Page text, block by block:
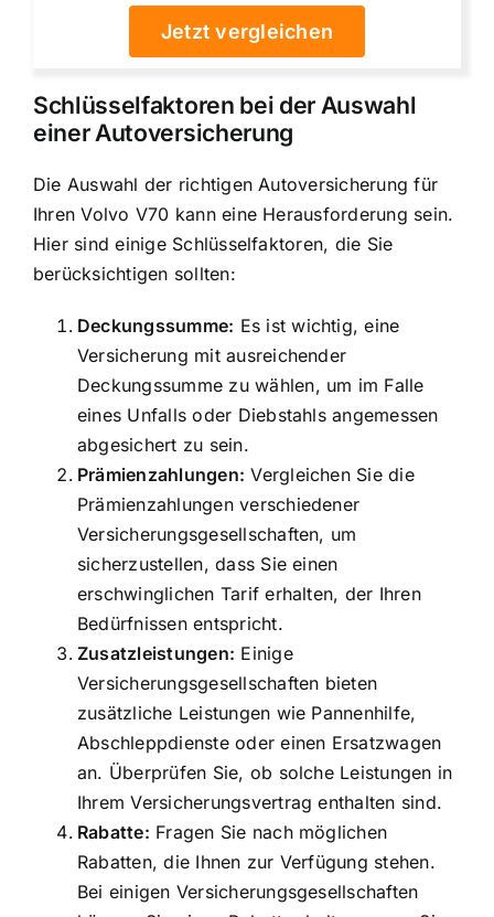
Jetzt vergleichen
Schlüsselfaktoren bei der Auswahl
einer Autoversicherung
Die Auswahl der richtigen Autoversicherung für
Ihren Volvo V70 kann eine Herausforderung sein.
Hier sind einige Schlüsselfaktoren, die Sie
berücksichtigen sollten:
Deckungssumme: Es ist wichtig, eine
Versicherung mit ausreichender
Deckungssumme zu wählen, um im Falle
eines Unfalls oder Diebstahls angemessen
abgesichert zu sein.
Prämienzahlungen: Vergleichen Sie die
Prämienzahlungen verschiedener
Versicherungsgesellschaften, um
sicherzustellen, dass Sie einen
erschwinglichen Tarif erhalten, der Ihren
Bedürfnissen entspricht.
Zusatzleistungen: Einige
Versicherungsgesellschaften bieten
zusätzliche Leistungen wie Pannenhilfe,
Abschleppdienste oder einen Ersatzwagen
an. Überprüfen Sie, ob solche Leistungen in
Ihrem Versicherungsvertrag enthalten sind.
Rabatte: Fragen Sie nach möglichen
Rabatten, die Ihnen zur Verfügung stehen.
Bei einigen Versicherungsgesellschaften